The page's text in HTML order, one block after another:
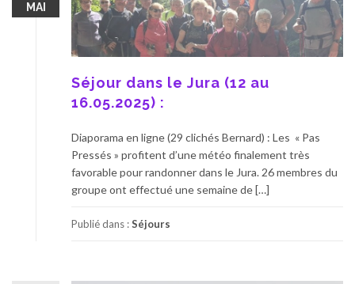
MAI
Séjour dans le Jura (12 au
16.05.2025) :
Diaporama en ligne (29 clichés Bernard) : Les « Pas
Pressés » profitent d’une météo finalement très
favorable pour randonner dans le Jura. 26 membres du
groupe ont effectué une semaine de […]
Publié dans :Séjours